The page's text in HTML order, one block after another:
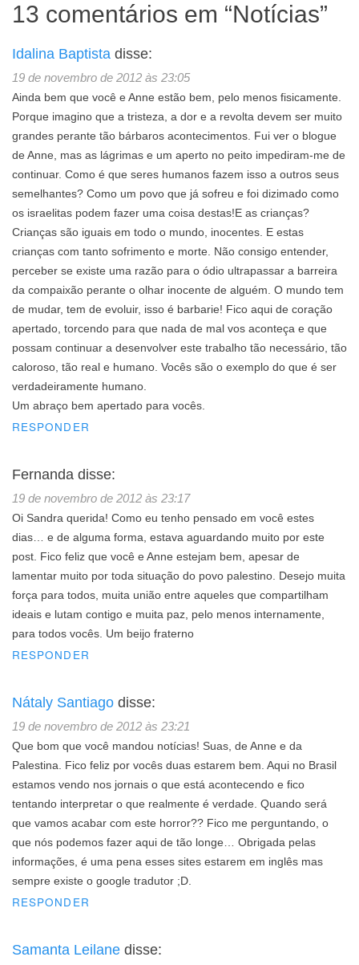
13 comentários em “Notícias”
Idalina Baptista disse:
19 de novembro de 2012 às 23:05
Ainda bem que você e Anne estão bem, pelo menos fisicamente.
Porque imagino que a tristeza, a dor e a revolta devem ser muito
grandes perante tão bárbaros acontecimentos. Fui ver o blogue
de Anne, mas as lágrimas e um aperto no peito impediram-me de
continuar. Como é que seres humanos fazem isso a outros seus
semelhantes? Como um povo que já sofreu e foi dizimado como
os israelitas podem fazer uma coisa destas!E as crianças?
Crianças são iguais em todo o mundo, inocentes. E estas
crianças com tanto sofrimento e morte. Não consigo entender,
perceber se existe uma razão para o ódio ultrapassar a barreira
da compaixão perante o olhar inocente de alguém. O mundo tem
de mudar, tem de evoluir, isso é barbarie! Fico aqui de coração
apertado, torcendo para que nada de mal vos aconteça e que
possam continuar a desenvolver este trabalho tão necessário, tão
caloroso, tão real e humano. Vocês são o exemplo do que é ser
verdadeiramente humano.
Um abraço bem apertado para vocês.
RESPONDER
Fernanda disse:
19 de novembro de 2012 às 23:17
Oi Sandra querida! Como eu tenho pensado em você estes
dias… e de alguma forma, estava aguardando muito por este
post. Fico feliz que você e Anne estejam bem, apesar de
lamentar muito por toda situação do povo palestino. Desejo muita
força para todos, muita união entre aqueles que compartilham
ideais e lutam contigo e muita paz, pelo menos internamente,
para todos vocês. Um beijo fraterno
RESPONDER
Nátaly Santiago disse:
19 de novembro de 2012 às 23:21
Que bom que você mandou notícias! Suas, de Anne e da
Palestina. Fico feliz por vocês duas estarem bem. Aqui no Brasil
estamos vendo nos jornais o que está acontecendo e fico
tentando interpretar o que realmente é verdade. Quando será
que vamos acabar com este horror?? Fico me perguntando, o
que nós podemos fazer aqui de tão longe… Obrigada pelas
informações, é uma pena esses sites estarem em inglês mas
sempre existe o google tradutor ;D.
RESPONDER
Samanta Leilane disse: